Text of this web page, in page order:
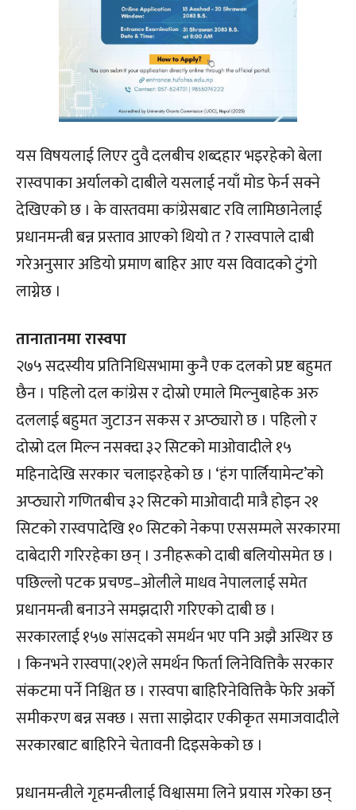
यस विषयलाई लिएर दुवै दलबीच शब्दहार भइरहेको बेला
रास्वपाका अर्यालको दाबीले यसलाई नयाँ मोड फेर्न सक्ने
देखिएको छ । के वास्तवमा कांग्रेसबाट रवि लामिछानेलाई
प्रधानमन्त्री बन्न प्रस्ताव आएको थियो त ? रास्वपाले दाबी
गरेअनुसार अडियो प्रमाण बाहिर आए यस विवादको टुंगो
लाग्नेछ ।
तानातानमा रास्वपा
२७५ सदस्यीय प्रतिनिधिसभामा कुनै एक दलको प्रष्ट बहुमत
छैन । पहिलो दल कांग्रेस र दोस्रो एमाले मिल्नुबाहेक अरु
दललाई बहुमत जुटाउन सकस र अप्ठ्यारो छ । पहिलो र
दोस्रो दल मिल्न नसक्दा ३२ सिटको माओवादीले १५
महिनादेखि सरकार चलाइरहेको छ । ‘हंग पार्लियामेन्ट’को
अप्ठ्यारो गणितबीच ३२ सिटको माओवादी मात्रै होइन २१
सिटको रास्वपादेखि १० सिटको नेकपा एससम्मले सरकारमा
दाबेदारी गरिरहेका छन् । उनीहरूको दाबी बलियोसमेत छ ।
पछिल्लो पटक प्रचण्ड–ओलीले माधव नेपाललाई समेत
प्रधानमन्त्री बनाउने समझदारी गरिएको दाबी छ ।
सरकारलाई १५७ सांसदको समर्थन भए पनि अझै अस्थिर छ
। किनभने रास्वपा(२१)ले समर्थन फिर्ता लिनेवित्तिकै सरकार
संकटमा पर्ने निश्चित छ । रास्वपा बाहिरिनेवित्तिकै फेरि अर्को
समीकरण बन्न सक्छ । सत्ता साझेदार एकीकृत समाजवादीले
सरकारबाट बाहिरिने चेतावनी दिइसकेको छ ।
प्रधानमन्त्रीले गृहमन्त्रीलाई विश्वासमा लिने प्रयास गरेका छन्